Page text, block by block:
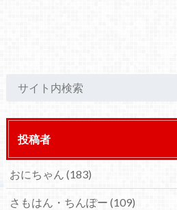
投稿者
おにちゃん (183)
さもはん・ちんぽー (109)